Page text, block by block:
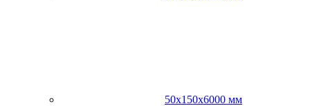
50х150х6000 мм